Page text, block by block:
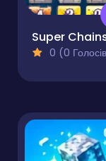
Super
0 (0